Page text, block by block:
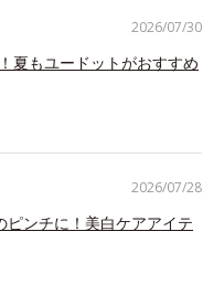
夏もユードットがおすすめ
2026/07/30
ピンチに！美白ケアアイテ
2026/07/28